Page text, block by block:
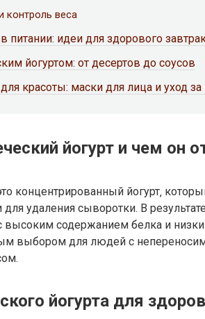
контроль веса
питании: идеи для здорового
йогуртом: от десертов до соусов
для красоты: маски для лица и уход
йогурт и чем он
концентрированный йогурт‚
удаления сыворотки. В результате
высоким содержанием белка и
выбором для людей с
йогурта для